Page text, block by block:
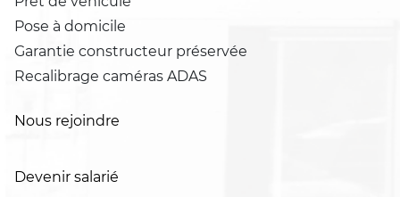
Pose à domicile
Garantie constructeur préservée
Recalibrage caméras ADAS
Nous rejoindre
Devenir salarié